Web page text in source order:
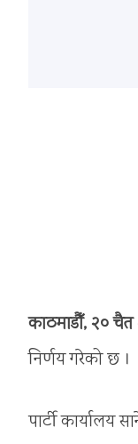
काठमाडौँ, २०
निर्णय गरेको छ ।
पार्टी कार्यालय